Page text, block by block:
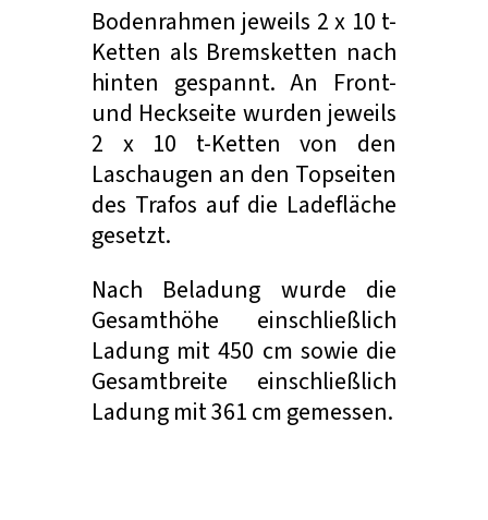
Bodenrahmen jeweils 2 x 10 t-
Ketten als Bremsketten nach
hinten gespannt. An Front-
und Heckseite wurden jeweils
2 x 10 t-Ketten von den
Laschaugen an den Topseiten
des Trafos auf die Ladefläche
gesetzt.
Nach Beladung wurde die
Gesamthöhe einschließlich
Ladung mit 450 cm sowie die
Gesamtbreite einschließlich
Ladung mit 361 cm gemessen.